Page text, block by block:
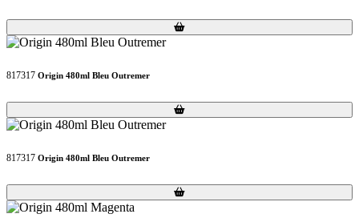
Loading...
Loading...
817317 Origin 480ml Bleu Outremer
Loading...
Loading...
817317 Origin 480ml Bleu Outremer
Loading...
Loading...